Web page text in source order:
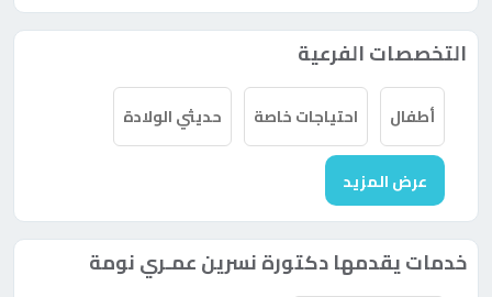
التخصصات الفرعية
أطفال احتياجات خاصة حديثي الولادة
عرض المزيد
خدمات يقدمها دكتورة نسرين عمـري نومة